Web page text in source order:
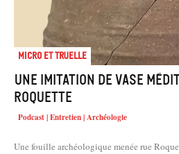
Micro et truelle
Une imitation de vase
Roquette
Podcast | Entretien | Archéologie
Une fouille archéologique menée rue